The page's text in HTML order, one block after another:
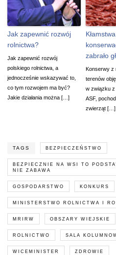
Jak zapewnić rozwój
rolnictwa?
Jak zapewnić rozwój
polskiego rolnictwa, a
jednocześnie wskazywać to,
co tym rozwojem ma być?
Jakie działania można […]
zabrało
Konserwy z
terenów
w związku
ASF,
zwierząt […]
TAGS BEZPIECZEŃSTWO
BEZPIECZNIE NA WSI TO
NIE ZABAWA
GOSPODARSTWO KONKURS
MINISTERSTWO ROLNICTWA I
MRIRW OBSZARY WIEJSKIE
ROLNICTWO SALA
WICEMINISTER ZDROWIE